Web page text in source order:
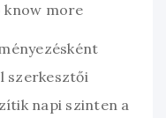
know more
szerkesztői
napi szinten a